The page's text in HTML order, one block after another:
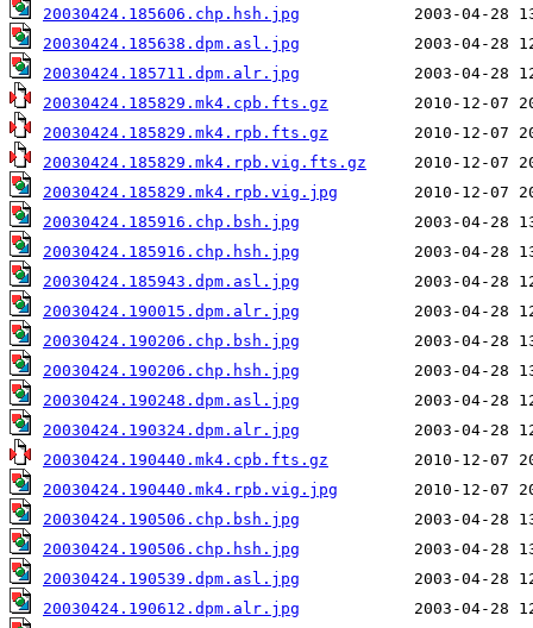
20030424.185606.chp.hsh.jpg
20030424.185638.dpm.asl.jpg
20030424.185711.dpm.alr.jpg
20030424.185829.mk4.cpb.fts.gz
20030424.185829.mk4.rpb.fts.gz
20030424.185829.mk4.rpb.vig.fts.gz
20030424.185829.mk4.rpb.vig.jpg
20030424.185916.chp.bsh.jpg
20030424.185916.chp.hsh.jpg
20030424.185943.dpm.asl.jpg
20030424.190015.dpm.alr.jpg
20030424.190206.chp.bsh.jpg
20030424.190206.chp.hsh.jpg
20030424.190248.dpm.asl.jpg
20030424.190324.dpm.alr.jpg
20030424.190440.mk4.cpb.fts.gz
20030424.190440.mk4.rpb.vig.jpg
20030424.190506.chp.bsh.jpg
20030424.190506.chp.hsh.jpg
20030424.190539.dpm.asl.jpg
20030424.190612.dpm.alr.jpg